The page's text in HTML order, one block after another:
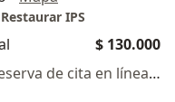
IPS
$ 130.000
Este especialista no ofrece reserva de cita en línea en esta dirección.